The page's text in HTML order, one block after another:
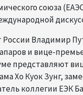
союза
Владимир
и вице-
представляют
Хо Куок Зунг,
коллегии ЕЭК